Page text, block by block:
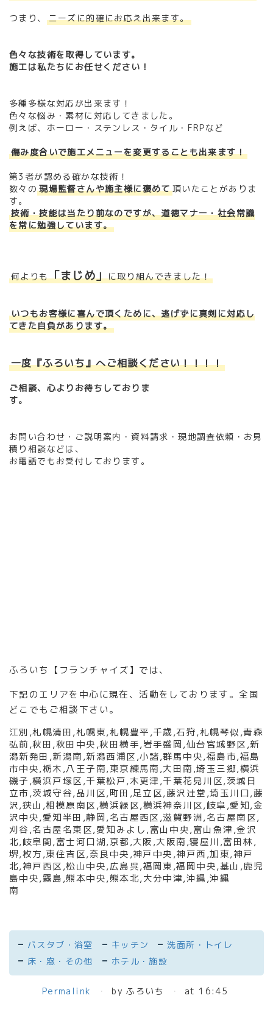
つまり、 ニーズに的確にお応え出来ます。
色々な技術を取得しています。
施工は私たちにお任せください！
多種多様な対応が出来ます！
色々な悩み・素材に対応してきました。
例えば、ホーロー・ステンレス・タイル・FRPなど
傷み度合いで施工メニューを変更することも出来ます！
第3者が認める確かな技術！
数々の現場監督さんや施主様に褒めて頂いたことがありま
す。
技術・技能は当たり前なのですが、道徳マナー・社会常識
を常に勉強しています。
何よりも「まじめ」に取り組んできました！
いつもお客様に喜んで頂くために、逃げずに真剣に対応し
てきた自負があります。
一度『ふろいち』へご相談ください！！！！
ご相談、心よりお待ちしておりま
す。
お問い合わせ・ご説明案内・資料請求・現地調査依頼・お見
積り相談などは、
お電話でもお受付しております。
ふろいち【フランチャイズ】では、
下記のエリアを中心に現在、活動をしております。全国
どこでもご相談下さい。
江別,札幌清田,札幌東,札幌豊平,千歳,石狩,札幌琴似,青森
弘前,秋田,秋田中央,秋田横手,岩手盛岡,仙台宮城野区,新
潟新発田 ,新潟南,新潟西浦区,小諸,群馬中央,福島市,福島
市中央,栃木,八王子南,東京練馬南,大田南,埼玉三郷,横浜
磯子,横浜戸塚区,千葉松戸,木更津,千葉花見川区,茨城日
立市,茨城守谷,品川区,町田 ,足立区,藤沢辻堂,埼玉川口,藤
沢,狭山 ,相模原南区,横浜緑区,横浜神奈川区,岐阜,愛知,金
沢中央,愛知半田 ,静岡,名古屋西区,滋賀野洲,名古屋南区,
刈谷,名古屋名東区,愛知みよし,富山中央,富山魚津,金沢
北,岐阜関,富士河口湖,京都,大阪,大阪南,寝屋川,富田林,
堺,枚方,東住吉区,奈良中央,神戸中央,神戸西,加東,神戸
北,神戸西区,松山中央,広島呉,福岡東,福岡中央,基山 ,鹿児
島中央,霧島,熊本中央,熊本北,大分中津,沖縄,沖縄
南
バスタブ・浴室 キッチン
洗面所・トイレ
床・窓・その他
ホテル・施設
Permalink by ふろいち at 16:45